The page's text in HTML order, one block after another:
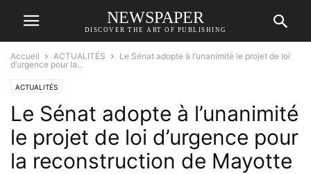
NEWSPAPER
DISCOVER THE ART OF PUBLISHING
Accueil ACTUALITÉS
Le Sénat adopte à l’unanimité le projet de loi
d’urgence pour la...
ACTUALITÉS
Le Sénat adopte à l’unanimité
le projet de loi d’urgence pour
la reconstruction de Mayotte